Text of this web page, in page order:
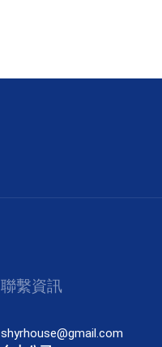
聯繫資訊
shyrhouse@gmail.com